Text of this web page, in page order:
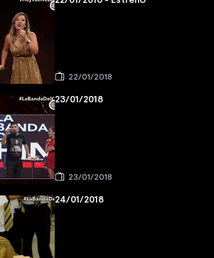
22/01/2018
23/01/2018
23/01/2018
24/01/2018